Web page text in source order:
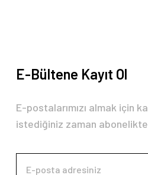
E-Bültene Kayıt Ol
E-postalarımızı almak için
istediğiniz zaman